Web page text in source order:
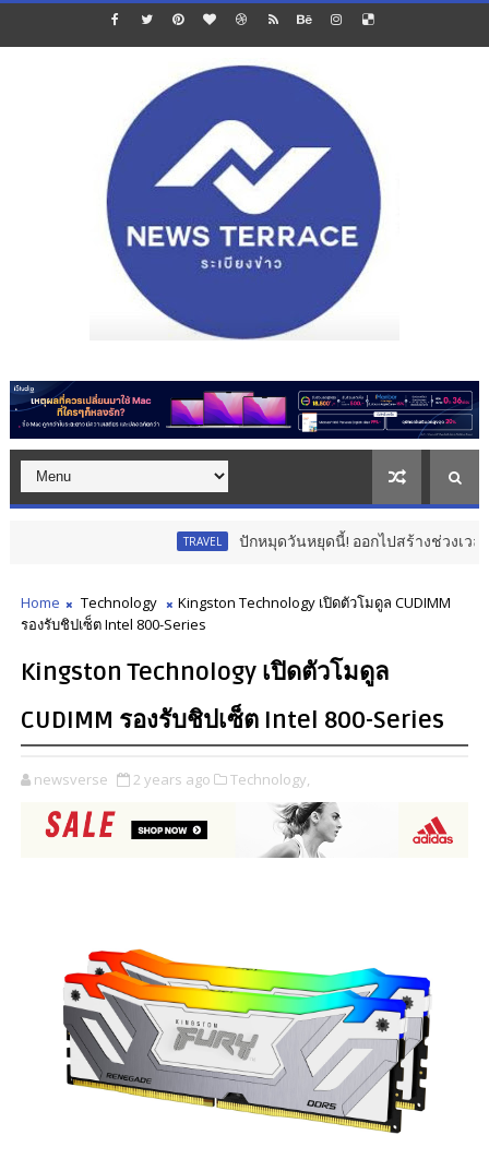
ปักหมุดวันหยุดนี้! ออกไปสร้างช่วงเวลาพิเศษ
Home Technology
Kingston Technology เปิดตัวโมดูล CUDIMM
รองรับชิปเซ็ต Intel 800-Series
Kingston Technology เปิดตัวโมดูล
CUDIMM รองรับชิปเซ็ต Intel 800-Series
newsverse 2 years ago Technology,